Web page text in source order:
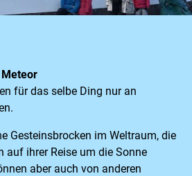
für das selbe Ding nur an
Gesteinsbrocken im Weltraum, die
auf ihrer Reise um die Sonne
aber auch von anderen